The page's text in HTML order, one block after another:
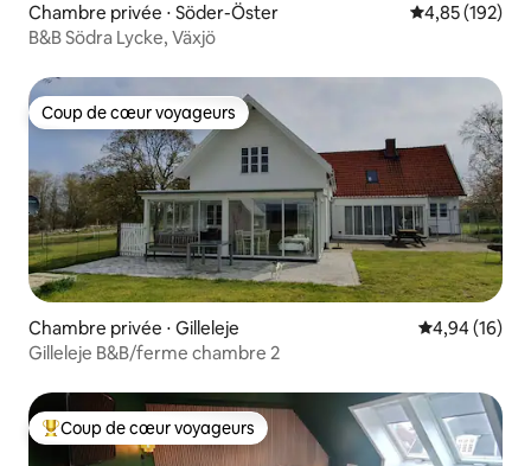
Chambre privée ⋅ Söder-Öster Évaluation
4,85 (192)
B&B Södra Lycke, Växjö
Coup de cœur voyageurs
Coup de cœur voyageurs
Chambre privée ⋅ Gilleleje Évaluation
4,94 (16)
Gilleleje B&B/ferme chambre 2
Coups de cœur voyageurs les plus appréciés
Coup de cœur voyageurs